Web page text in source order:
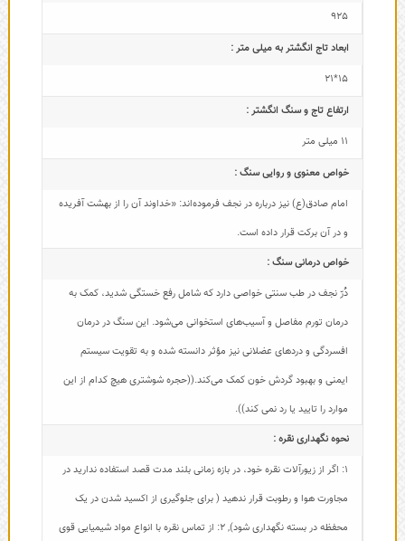
925
ابعاد تاج‌ انگشتر به میلی متر :
15*21
ارتفاع تاج و سنگ انگشتر :
11 میلی متر
خواص معنوی و روایی سنگ :
امام صادق(ع) نیز درباره در نجف فرموده‌اند: «خداوند آن را از بهشت آفریده
و در آن برکت قرار داده است.
خواص درمانی سنگ :
دُرّ نجف در طب سنتی خواصی دارد که شامل رفع خستگی شدید، کمک به
درمان تورم مفاصل و آسیب‌های استخوانی می‌شود. این سنگ در درمان
افسردگی و دردهای عضلانی نیز مؤثر دانسته شده و به تقویت سیستم
ایمنی و بهبود گردش خون کمک می‌کند.((حجره شوشتری هیچ کدام از این
موارد را تایید یا رد نمی کند)).
نحوه نگهداری نقره :
1: اگر از زیورآلات نقره خود، در بازه زمانی بلند مدت قصد استفاده ندارید در
مجاورت هوا و رطوبت قرار ندهید ( برای جلوگیری از اکسید شدن در یک
محفظه در بسته نگهداری شود), 2: از تماس نقره با انواع مواد شیمیایی قوی